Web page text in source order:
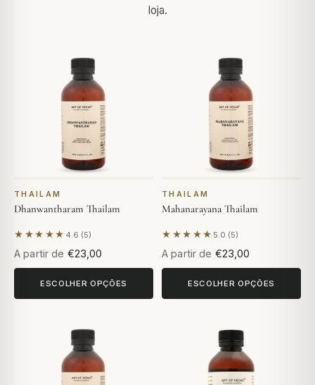
loja.
THAILAM
Dhanwantharam Thailam
★★★★★ 4.6 (5)
Com base em 5 avaliações
A partir de €23,00
ESCOLHER OPÇÕES
THAILAM
Mahanarayana Thailam
★★★★★ 5.0 (5)
Com base em 5 avaliações
A partir de €23,00
ESCOLHER OPÇÕES